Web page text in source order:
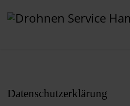
Home
Datenschutzerklärung